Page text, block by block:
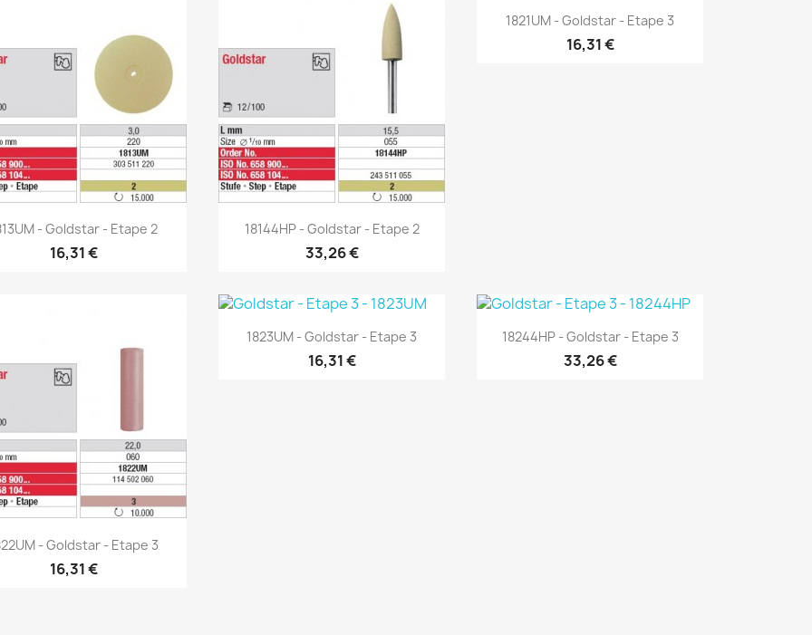
Aperçu rapide
- Goldstar - Etape 2
16,31 €
Aperçu rapide
18144HP - Goldstar - Etape 2
33,26 €
Aperçu rapide
1821UM - Goldstar - Etape 3
16,31 €
Aperçu rapide
- Goldstar - Etape 3
16,31 €
Aperçu rapide
1823UM - Goldstar - Etape 3
16,31 €
Aperçu rapide
18244HP - Goldstar - Etape 3
33,26 €